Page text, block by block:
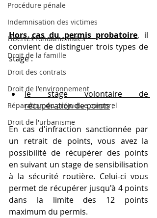
Procédure pénale
Indemnisation des victimes
Libertés fondamentales
Droit de la famille
Droit des contrats
Droit de l'environnement
Réparation du préjudice corporel
Droit de l'urbanisme
Hors cas du permis probatoire, il
convient de distinguer trois types de
stage :
le stage volontaire de
récupération de points :
En cas d'infraction sanctionnée par
un retrait de points, vous avez la
possibilité de récupérer des points
en suivant un stage de sensibilisation
à la sécurité routière. Celui-ci vous
permet de récupérer jusqu'à 4 points
dans la limite des 12 points
maximum du permis.